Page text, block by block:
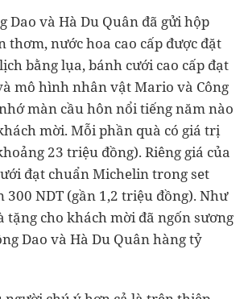
Dao và Hà Du Quân đã gửi hộp
thơm, nước hoa cao cấp được đặt
bằng lụa, bánh cưới cao cấp đạt
mô hình nhân vật Mario và Công
màn cầu hôn nổi tiếng năm nào
mời. Mỗi phần quà có giá trị
23 triệu đồng). Riêng giá của
đạt chuẩn Michelin trong set
300 NDT (gần 1,2 triệu đồng). Như
tặng cho khách mời đã ngốn sương
Dao và Hà Du Quân hàng tỷ